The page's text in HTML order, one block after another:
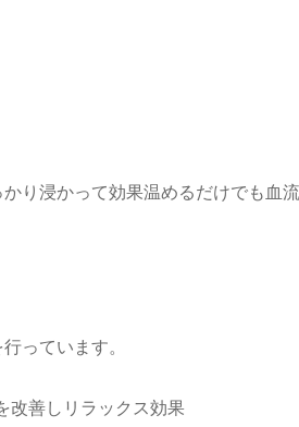
り浸かって効果温めるだけでも血
っています。
改善しリラックス効果